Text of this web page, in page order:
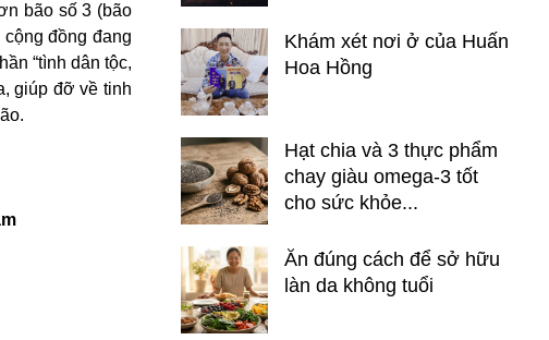
bão số 3 (bão
đồng đang
“tình dân tộc,
giúp đỡ về tinh
Khám xét nơi ở của Huấn
Hoa Hồng
Hạt chia và 3 thực phẩm
chay giàu omega-3 tốt
cho sức khỏe...
Ăn đúng cách để sở hữu
làn da không tuổi